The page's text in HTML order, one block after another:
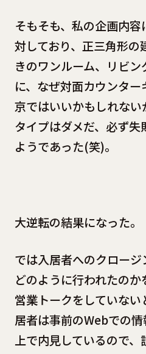
そもそも、私の企画内
対しており、正三角形
きのワンルーム、リビ
に、なぜ対面カウンタ
京ではいいかもしれな
タイプはダメだ、必ず
ようであった(笑)。
大逆転の結果になった。
では入居者へのクロー
どのように行われたの
営業トークをしていな
居者は事前のWebでの
上で内見しているので